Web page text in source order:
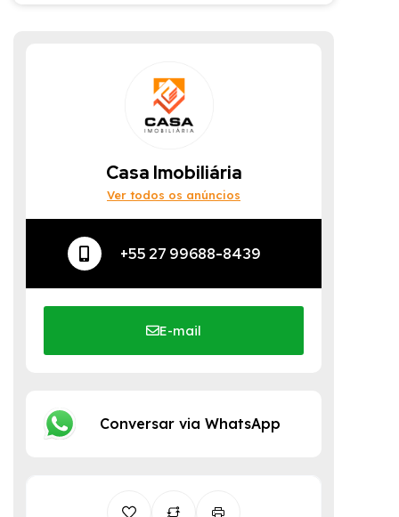
Casa Imobiliária
Ver todos os anúncios
+55 27 99688-8439
E-mail
Conversar via WhatsApp